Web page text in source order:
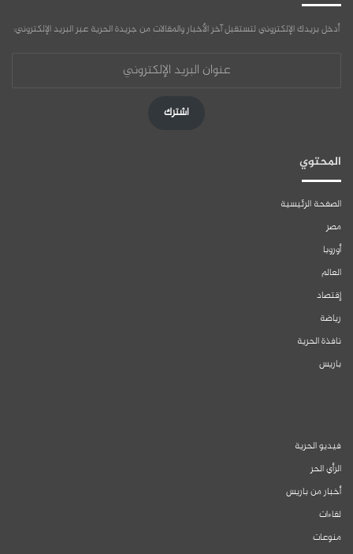
أدخل بريدك الإلكتروني لتستقبل آخر الأخبار والمقالات من جريدة الحرية عبر البريد الإلكتروني:
اشترك
المحتوي
الصفحة الرئيسية
مصر
أوروبا
العالم
إقتصاد
رياضة
نافذة الحرية
باريس
فيديو الحرية
الرأي الحر
أخبار من باريس
لقاءات
منوعات